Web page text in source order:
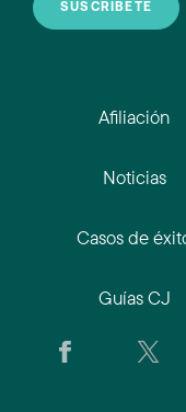
SUSCRÍBETE
Afiliación
Noticias
Casos de
Guías CJ